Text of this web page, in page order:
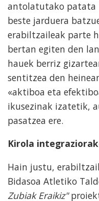
antolatutako patata
beste jarduera
erabiltzaileak parte
bertan egiten den
hauek berriz
sentitzea den
«aktiboa eta
ikusezinak izatetik,
pasatzea ere.
Kirola
Hain justu,
Bidasoa Atletiko
Zubiak Eraikiz"